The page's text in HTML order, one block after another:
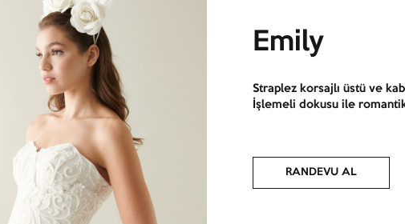
Emily
Straplez korsajlı üstü ve
İşlemeli dokusu ile
RANDEVU AL